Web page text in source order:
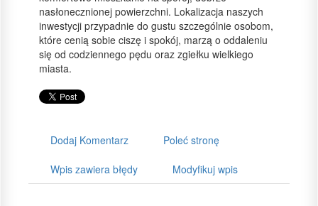
nasłonecznionej powierzchni. Lokalizacja naszych
inwestycji przypadnie do gustu szczególnie osobom,
które cenią sobie ciszę i spokój, marzą o oddaleniu
się od codziennego pędu oraz zgiełku wielkiego
miasta.
Dodaj Komentarz Poleć stronę
Wpis zawiera błędy Modyfikuj wpis